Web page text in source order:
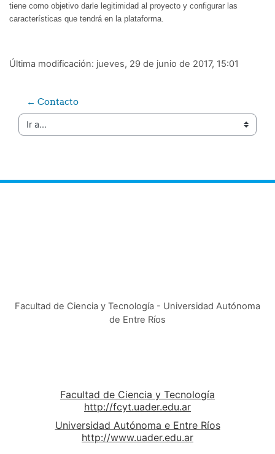
tiene como objetivo darle legitimidad al proyecto y configurar las
características que tendrá en la plataforma.
Última modificación: jueves, 29 de junio de 2017, 15:01
← Contacto
Ir a...
Facultad de Ciencia y Tecnología - Universidad Autónoma
de Entre Ríos
Facultad de Ciencia y Tecnología
http://fcyt.uader.edu.ar
Universidad Autónoma e Entre Ríos
http://www.uader.edu.ar